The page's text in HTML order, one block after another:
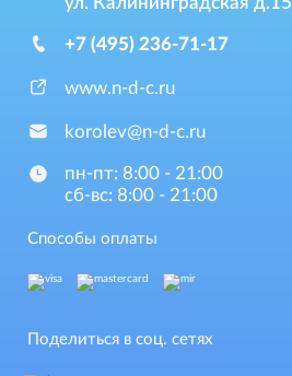
+7 (495) 236-71-17
www.n-d-c.ru
korolev@n-d-c.ru
пн-пт: 8:00 - 21:00
сб-вс: 8:00 - 21:00
Способы оплаты
Поделиться в соц. сетях